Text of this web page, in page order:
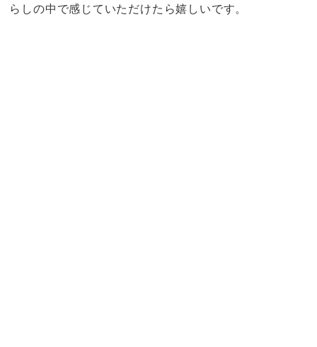
らしの中で感じていただけたら嬉しいです。